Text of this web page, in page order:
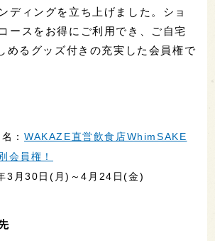
ディングを立ち上げました。ショ
ースをお得にご利用でき、ご自宅
めるグッズ付きの充実した会員権で
名：WAKAZE直営飲食店WhimSAKE
会員権！
3月30日(月)～4月24日(金)